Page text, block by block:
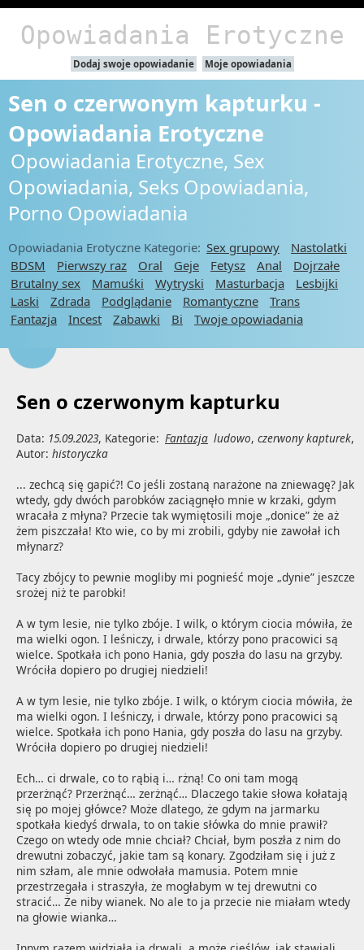
Opowiadania Erotyczne
Dodaj swoje opowiadanie Moje opowiadania
Sen o czerwonym kapturku -
Opowiadania Erotyczne
Opowiadania Erotyczne, Sex
Opowiadania, Seks Opowiadania,
Porno Opowiadania
Opowiadania Erotyczne Kategorie: Sex grupowy
Nastolatki
BDSM
Pierwszy raz Oral Geje Fetysz Anal
Dojrzałe
Brutalny sex
Mamuśki Wytryski Masturbacja
Lesbijki
Laski
Zdrada Podglądanie Romantyczne
Trans
Fantazja
Incest Zabawki Bi Twoje opowiadania
Sen o czerwonym kapturku
Data: 15.09.2023, Kategorie: Fantazja ludowo, czerwony kapturek,
Autor: historyczka
... zechcą się gapić?! Co jeśli zostaną narażone na zniewagę? Jak
wtedy, gdy dwóch parobków zaciągnęło mnie w krzaki, gdym
wracała z młyna? Przecie tak wymiętosili moje „donice” że aż
żem piszczała! Kto wie, co by mi zrobili, gdyby nie zawołał ich
młynarz?
Tacy zbójcy to pewnie mogliby mi pognieść moje „dynie” jeszcze
srożej niż te parobki!
A w tym lesie, nie tylko zbóje. I wilk, o którym ciocia mówiła, że
ma wielki ogon. I leśniczy, i drwale, którzy pono pracowici są
wielce. Spotkała ich pono Hania, gdy poszła do lasu na grzyby.
Wróciła dopiero po drugiej niedzieli!
A w tym lesie, nie tylko zbóje. I wilk, o którym ciocia mówiła, że
ma wielki ogon. I leśniczy, i drwale, którzy pono pracowici są
wielce. Spotkała ich pono Hania, gdy poszła do lasu na grzyby.
Wróciła dopiero po drugiej niedzieli!
Ech… ci drwale, co to rąbią i… rżną! Co oni tam mogą
przerżnąć? Przerżnąć… zerżnąć… Dlaczego takie słowa kołatają
się po mojej główce? Może dlatego, że gdym na jarmarku
spotkała kiedyś drwala, to on takie słówka do mnie prawił?
Czego on wtedy ode mnie chciał? Chciał, bym poszła z nim do
drewutni zobaczyć, jakie tam są konary. Zgodziłam się i już z
nim szłam, ale mnie odwołała mamusia. Potem mnie
przestrzegała i straszyła, że mogłabym w tej drewutni co
stracić… Że niby wianek. No ale to ja przecie nie miałam wtedy
na głowie wianka…